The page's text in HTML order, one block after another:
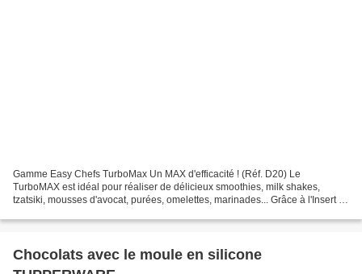
Gamme Easy Chefs TurboMax Un MAX d'efficacité ! (Réf. D20) Le
TurboMAX est idéal pour réaliser de délicieux smoothies, milk shakes,
tzatsiki, mousses d'avocat, purées, omelettes, marinades... Grâce à l'Insert 3
Chocolats avec le moule en silicone